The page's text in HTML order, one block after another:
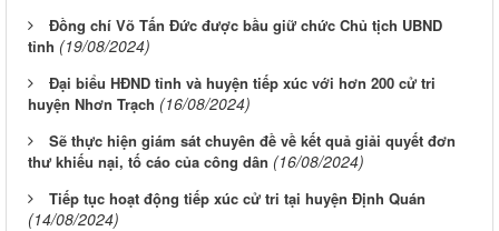
Đồng chí Võ Tấn Đức được bầu giữ chức Chủ tịch UBND
tỉnh (19/08/2024)
Đại biểu HĐND tỉnh và huyện tiếp xúc với hơn 200 cử tri
huyện Nhơn Trạch (16/08/2024)
Sẽ thực hiện giám sát chuyên đề về kết quả giải quyết đơn
thư khiếu nại, tố cáo của công dân (16/08/2024)
Tiếp tục hoạt động tiếp xúc cử tri tại huyện Định Quán
(14/08/2024)